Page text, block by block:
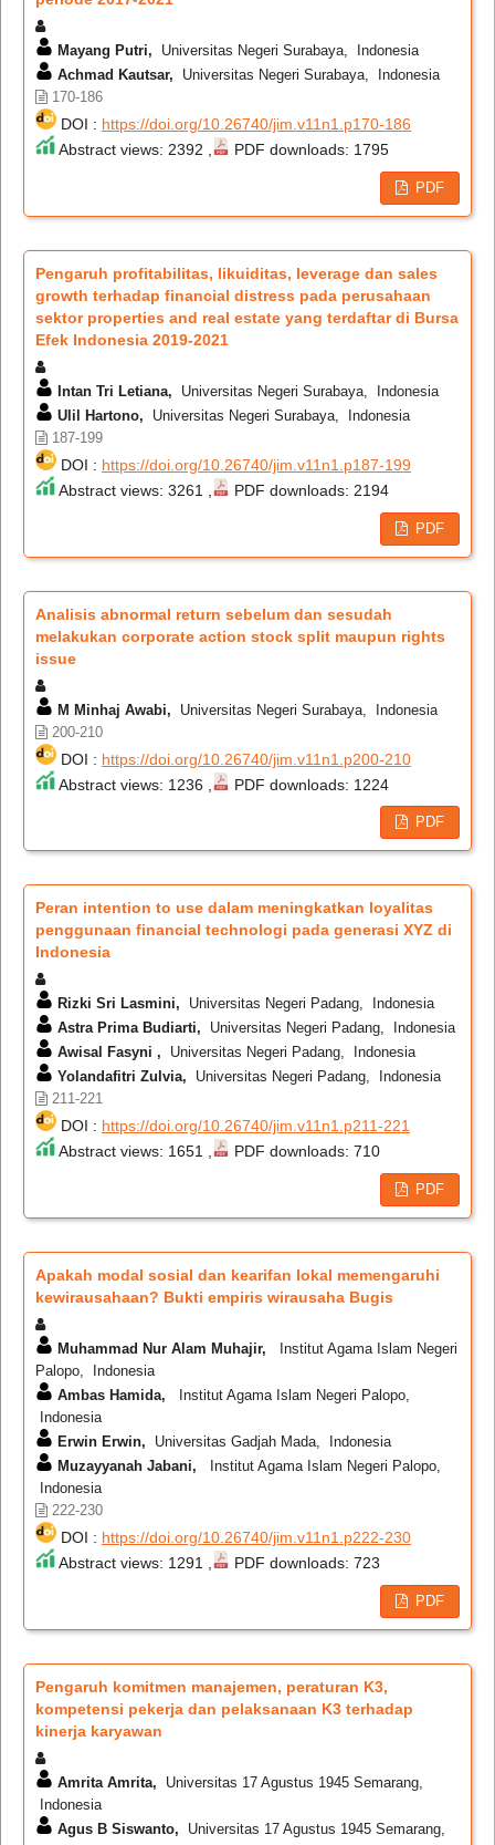
Mayang Putri, Universitas Negeri Surabaya, Indonesia
Achmad Kautsar, Universitas Negeri Surabaya, Indonesia
170-186
DOI : https://doi.org/10.26740/jim.v11n1.p170-186
Abstract views: 2392 ,
PDF downloads: 1795
PDF
Pengaruh profitabilitas, likuiditas, leverage dan sales
growth terhadap financial distress pada perusahaan
sektor properties and real estate yang terdaftar di Bursa
Efek Indonesia 2019-2021
Intan Tri Letiana, Universitas Negeri Surabaya, Indonesia
Ulil Hartono, Universitas Negeri Surabaya, Indonesia
187-199
DOI : https://doi.org/10.26740/jim.v11n1.p187-199
Abstract views: 3261 ,
PDF downloads: 2194
PDF
Analisis abnormal return sebelum dan sesudah
melakukan corporate action stock split maupun rights
issue
M Minhaj Awabi, Universitas Negeri Surabaya, Indonesia
200-210
DOI : https://doi.org/10.26740/jim.v11n1.p200-210
Abstract views: 1236 ,
PDF downloads: 1224
PDF
Peran intention to use dalam meningkatkan loyalitas
penggunaan financial technologi pada generasi XYZ di
Indonesia
Rizki Sri Lasmini, Universitas Negeri Padang, Indonesia
Astra Prima Budiarti, Universitas Negeri Padang, Indonesia
Awisal Fasyni , Universitas Negeri Padang, Indonesia
Yolandafitri Zulvia, Universitas Negeri Padang, Indonesia
211-221
DOI : https://doi.org/10.26740/jim.v11n1.p211-221
Abstract views: 1651 ,
PDF downloads: 710
PDF
Apakah modal sosial dan kearifan lokal memengaruhi
kewirausahaan? Bukti empiris wirausaha Bugis
Muhammad Nur Alam Muhajir, Institut Agama Islam Negeri
Palopo, Indonesia
Ambas Hamida, Institut Agama Islam Negeri Palopo,
Indonesia
Erwin Erwin, Universitas Gadjah Mada, Indonesia
Muzayyanah Jabani, Institut Agama Islam Negeri Palopo,
Indonesia
222-230
DOI : https://doi.org/10.26740/jim.v11n1.p222-230
Abstract views: 1291 ,
PDF downloads: 723
PDF
Pengaruh komitmen manajemen, peraturan K3,
kompetensi pekerja dan pelaksanaan K3 terhadap
kinerja karyawan
Amrita Amrita, Universitas 17 Agustus 1945 Semarang,
Indonesia
Agus B Siswanto, Universitas 17 Agustus 1945 Semarang,